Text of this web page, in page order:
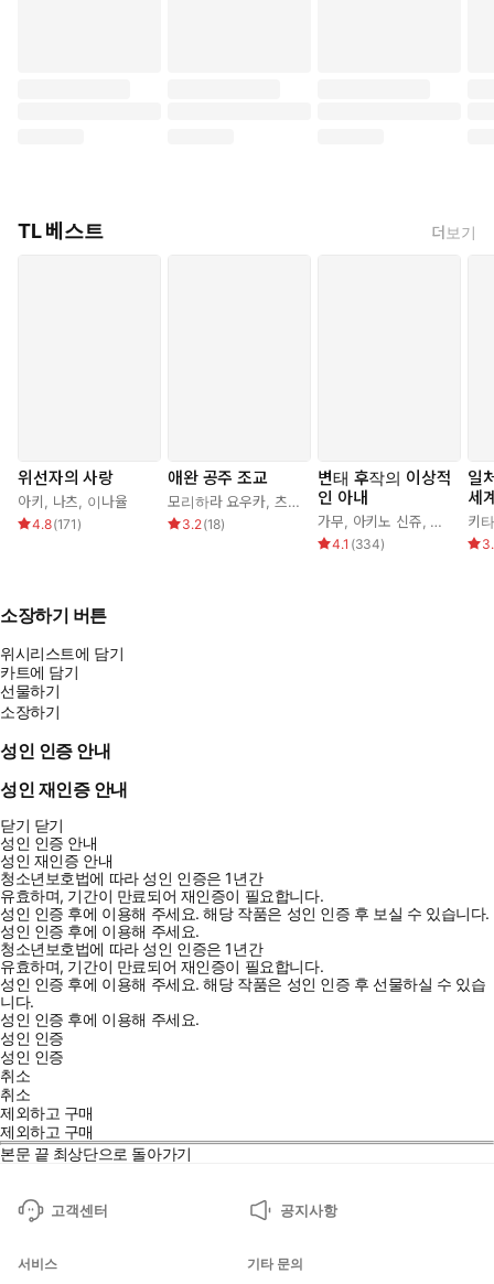
TL 베스트 더보기
위선자의 사랑
아키, 나츠, 이나율
4.8(171 )
애완 공주 조교
모리하라 요우카, 츠키모리 아이라
3.2(18)
변태 후작의 이상적
인 아내
가무, 아키노 신쥬, 조아라
4.1 (334)
일
세
키
소장하기 버튼
위시리스트에 담기
카트에 담기
선물하기
소장하기
성인 인증 안내
성인 재인증 안내
닫기 닫기
성인 인증 안내
성인 재인증 안내
청소년보호법에 따라 성인 인증은 1년간
유효하며, 기간이 만료되어 재인증이 필요합니다.
성인 인증 후에 이용해 주세요.해당 작품은 성인 인증 후 보실 수 있습니다.
성인 인증 후에 이용해 주세요.
청소년보호법에 따라 성인 인증은 1년간
유효하며, 기간이 만료되어 재인증이 필요합니다.
성인 인증 후에 이용해 주세요.해당 작품은 성인 인증 후 선물하실 수 있습
니다.
성인 인증 후에 이용해 주세요.
성인 인증
성인 인증
취소
취소
제외하고 구매
제외하고 구매
본문 끝 최상단으로 돌아가기
고객센터 공지사항
서비스
기타 문의